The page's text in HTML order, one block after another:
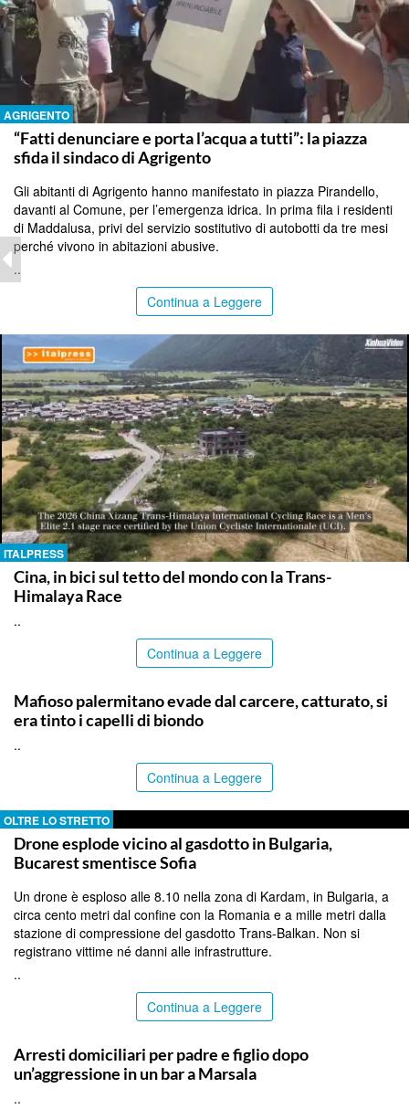
AGRIGENTO
“Fatti denunciare e porta l’acqua a tutti”: la piazza
sfida il sindaco di Agrigento
Gli abitanti di Agrigento hanno manifestato in piazza Pirandello,
davanti al Comune, per l’emergenza idrica. In prima fila i residenti
di Maddalusa, privi del servizio sostitutivo di autobotti da tre mesi
perché vivono in abitazioni abusive.
..
Continua a Leggere
ITALPRESS
Cina, in bici sul tetto del mondo con la Trans-
Himalaya Race
..
Continua a Leggere
Mafioso palermitano evade dal carcere, catturato, si
era tinto i capelli di biondo
..
Continua a Leggere
OLTRE LO STRETTO
Drone esplode vicino al gasdotto in Bulgaria,
Bucarest smentisce Sofia
Un drone è esploso alle 8.10 nella zona di Kardam, in Bulgaria, a
circa cento metri dal confine con la Romania e a mille metri dalla
stazione di compressione del gasdotto Trans-Balkan. Non si
registrano vittime né danni alle infrastrutture.
..
Continua a Leggere
Arresti domiciliari per padre e figlio dopo
un’aggressione in un bar a Marsala
..